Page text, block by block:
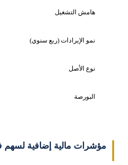
هامش التشغيل
نمو الإيرادات (ربع سنوي)
نوع الأصل
البورصة
مؤشرات مالية إضافية لسهم